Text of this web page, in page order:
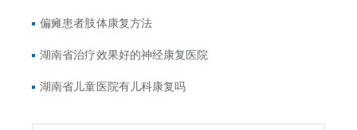
偏瘫患者肢体康复方法
湖南省治疗效果好的神经康复医院
湖南省儿童医院有儿科康复吗